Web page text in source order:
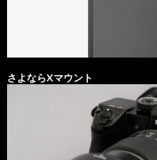
さよならXマウント